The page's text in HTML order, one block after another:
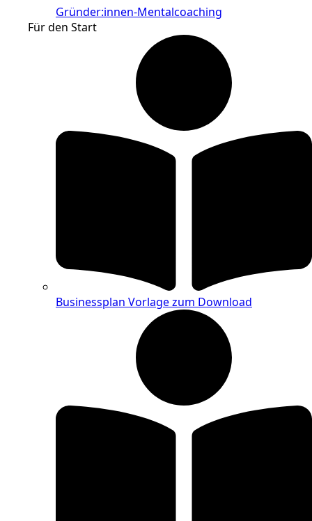
Gründer:innen-Mentalcoaching
Für den Start
Businessplan Vorlage zum Download